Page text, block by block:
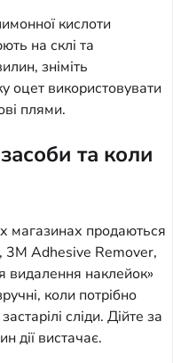
кислоти
на склі та
зніміть
оцет використовувати
плями.
та коли
магазинах продаються
3M Adhesive Remover,
видалення наклейок»
коли потрібно
сліди. Дійте за
дії вистачає.